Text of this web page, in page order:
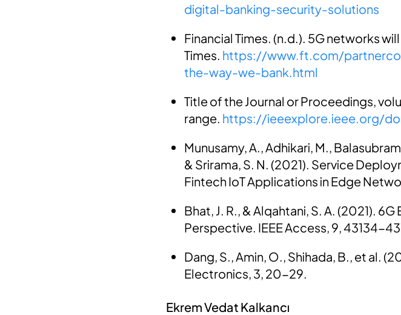
digital-banking-security-solutions
Financial Times. (n.d.). 5G networks
Times. https://www.ft.com/
the-way-we-bank.html
Title of the Journal or Proceedings,
range. https://ieeexplore.ieee.org/
Munusamy, A., Adhikari, M.,
& Srirama, S. N. (2021). Service
Fintech IoT Applications in Edge
Bhat, J. R., & Alqahtani, S. A. (2021).
Perspective. IEEE Access, 9, 43134-
Dang, S., Amin, O., Shihada, B., et al.
Electronics, 3, 20-29.
Ekrem Vedat Kalkancı